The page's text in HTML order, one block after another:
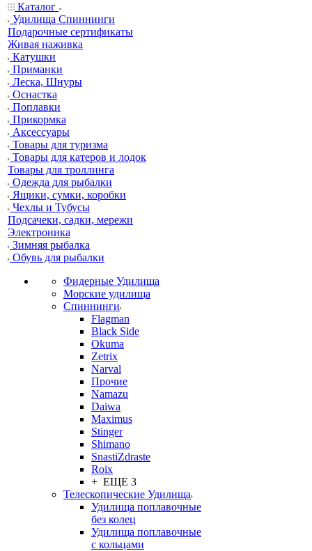
Каталог
Удилища Спиннинги
Подарочные сертификаты
Живая наживка
Катушки
Приманки
Леска, Шнуры
Оснастка
Поплавки
Прикормка
Аксессуары
Товары для туризма
Товары для катеров и лодок
Товары для троллинга
Одежда для рыбалки
Ящики, сумки, коробки
Чехлы и Тубусы
Подсачеки, садки, мережи
Электроника
Зимняя рыбалка
Обувь для рыбалки
Фидерные Удилища
Морские удилища
Спиннинги
Flagman
Black Side
Okuma
Zetrix
Narval
Прочие
Namazu
Daiwa
Maximus
Stinger
Shimano
SnastiZdraste
Roix
+ ЕЩЕ 3
Телескопические Удилища
Удилища поплавочные
без колец
Удилища поплавочные
с кольцами